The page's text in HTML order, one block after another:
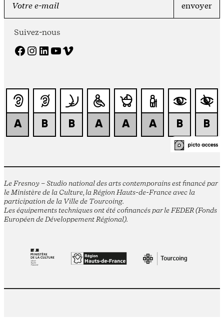
Suivez-nous
Facebook Instagram LinkedIn YouTube Vimeo
Le Fresnoy – Studio national des arts contemporains est financé par
le Ministère de la Culture, la Région Hauts-de-France avec la
participation de la Ville de Tourcoing.
Les équipements techniques ont été cofinancés par le FEDER (Fonds
Européen de Développement Régional).